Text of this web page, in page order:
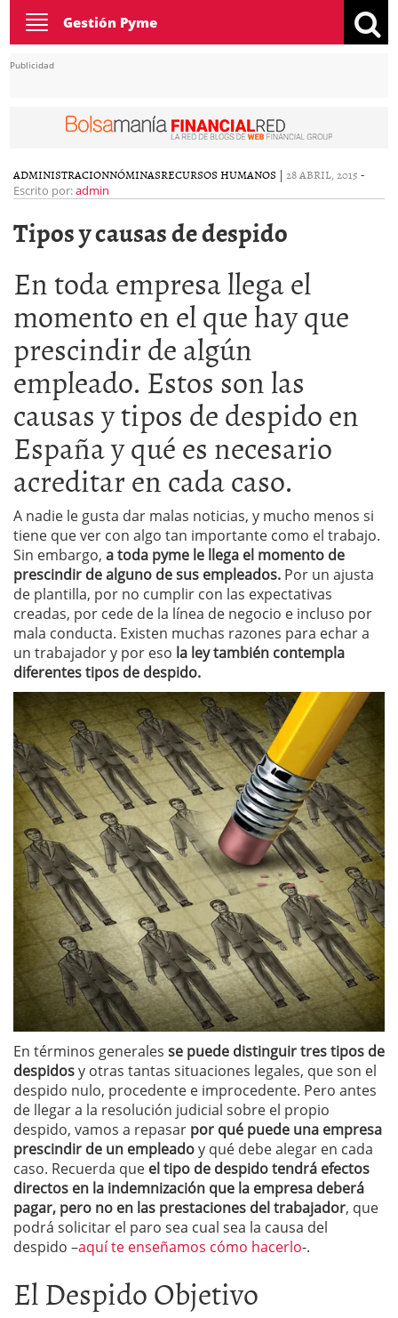
Toggle
navigation
Gestión Pyme
Publicidad
ADMINISTRACIONNÓMINASRECURSOS HUMANOS | 28 ABRIL, 2015 -
Escrito por:admin
Tipos y causas de despido
En toda empresa llega el
momento en el que hay que
prescindir de algún
empleado. Estos son las
causas y tipos de despido en
España y qué es necesario
acreditar en cada caso.
A nadie le gusta dar malas noticias, y mucho menos si
tiene que ver con algo tan importante como el trabajo.
Sin embargo, a toda pyme le llega el momento de
prescindir de alguno de sus empleados. Por un ajusta
de plantilla, por no cumplir con las expectativas
creadas, por cede de la línea de negocio e incluso por
mala conducta. Existen muchas razones para echar a
un trabajador y por eso la ley también contempla
diferentes tipos de despido.
En términos generales se puede distinguir tres tipos de
despidosy otras tantas situaciones legales, que son el
despido nulo, procedente e improcedente. Pero antes
de llegar a la resolución judicial sobre el propio
despido, vamos a repasar por qué puede una empresa
prescindir de un empleadoy qué debe alegar en cada
caso. Recuerda que el tipo de despido tendrá efectos
directos en la indemnización que la empresa deberá
pagar, pero no en las prestaciones del trabajador, que
podrá solicitar el paro sea cual sea la causa del
despido –aquí te enseñamos cómo hacerlo-.
El Despido Objetivo